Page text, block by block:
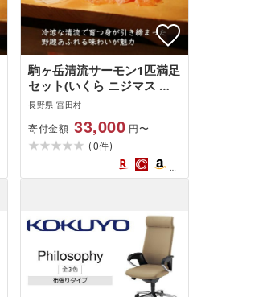
駒ヶ岳清流サーモン1匹満足
セット(いくら ニジマス 魚
介類 魚貝類 魚卵 水産 お魚
伊那 宮田村 長野 ご当地グ
ルメ 高級 食材 人気 贈答 ギ
フト お祝い プレゼント プ
レミアム 食文化 高級食材
長野県 宮田村
寄付金額 33,000 円〜
(0件)